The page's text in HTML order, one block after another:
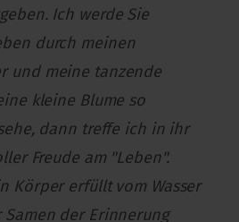
Ich werde Sie
durch meinen
und meine tanzende
kleine Blume so
dann treffe ich in ihr
Freude am "Leben".
Körper erfüllt vom Wasser
Samen der Erinnerung